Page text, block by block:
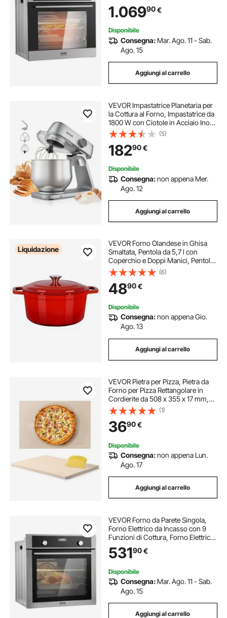
3550W con Griglia Teglia per
Cucina
1.06990€
Disponibile
Consegna: Mar. Ago. 11 - Sab.
Ago. 15
Aggiungi al carrello
VEVOR Impastatrice Planetaria per
la Cottura al Forno, Impastatrice da
1800 W con Ciotole in Acciaio Inox
7,4 L, Gancio per Impastare, Frusta
e Frusta, Inclinazione Regolabile a
10 Velocità
(5)
18290€
Disponibile
Consegna:non appena Mer.
Ago. 12
Aggiungi al carrello
Liquidazione
VEVOR Forno Olandese in Ghisa
Smaltata, Pentola da 5,7 l con
Coperchio e Doppi Manici, Pentola
Durevole, Compatibile con Forni a
Induzione Fino a 260 ℃, per
Brasare, Stufati, Arrostire, Rosso
(6)
4890€
Disponibile
Consegna:non appena Gio.
Ago. 13
Aggiungi al carrello
VEVOR Pietra per Pizza, Pietra da
Forno per Pizza Rettangolare in
Cordierite da 508 x 355 x 17 mm,
con Raschietto, Cordierite
Resistente al Calore, per Forno da
Cucina, Cottura di Pane
(1)
3690€
Disponibile
Consegna:non appena Lun.
Ago. 17
Aggiungi al carrello
VEVOR Forno da Parete Singola,
Forno Elettrico da Incasso con 9
Funzioni di Cottura, Forno Elettrico
a Parete, Riscaldamento max.
200°C, Forno Elettrico da 3550W
53190€
Disponibile
Consegna: Mar. Ago. 11 - Sab.
Ago. 15
Aggiungi al carrello